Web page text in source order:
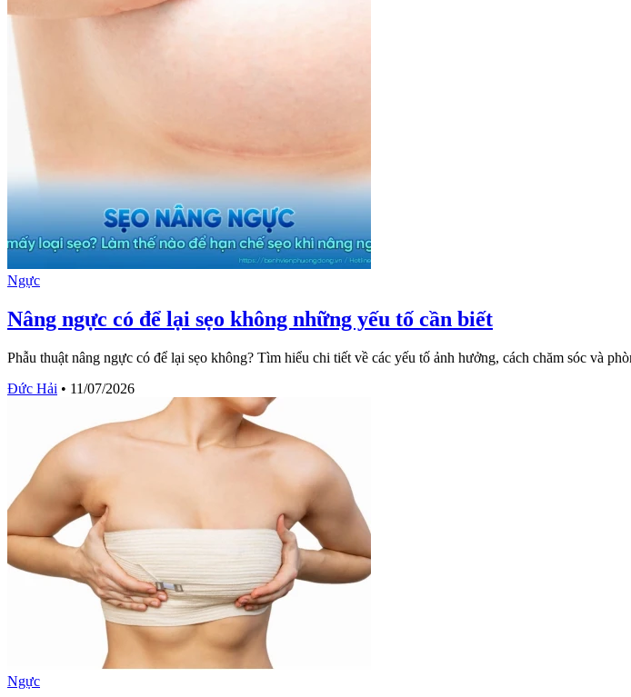
Ngực
Nâng ngực có để lại sẹo không những yếu tố cần biết
Phẫu thuật nâng ngực có để lại sẹo không? Tìm hiểu chi tiết về các yếu tố ảnh hưởng, cách chăm sóc và
Đức Hải • 11/07/2026
Ngực